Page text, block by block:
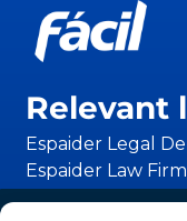
Relevant
Espaider Legal
Espaider Law